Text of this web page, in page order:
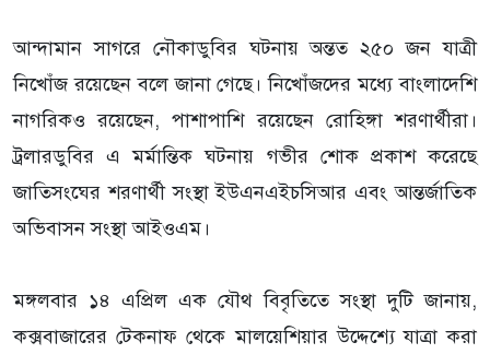
আন্দামান সাগরে নৌকাডুবির ঘটনায় অন্তত ২৫০ জন যাত্রী
নিখোঁজ রয়েছেন বলে জানা গেছে। নিখোঁজদের মধ্যে বাংলাদেশি
নাগরিকও রয়েছেন, পাশাপাশি রয়েছেন রোহিঙ্গা শরণার্থীরা।
ট্রলারডুবির এ মর্মান্তিক ঘটনায় গভীর শোক প্রকাশ করেছে
জাতিসংঘের শরণার্থী সংস্থা ইউএনএইচসিআর এবং আন্তর্জাতিক
অভিবাসন সংস্থা আইওএম।
‎মঙ্গলবার ১৪ এপ্রিল এক যৌথ বিবৃতিতে সংস্থা দুটি জানায়,
কক্সবাজারের টেকনাফ থেকে মালয়েশিয়ার উদ্দেশ্যে যাত্রা করা